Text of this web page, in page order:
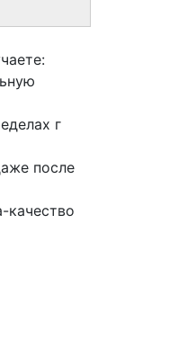
г
после
качество